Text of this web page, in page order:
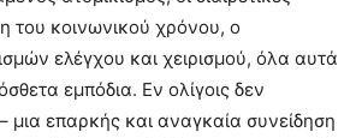
του κοινωνικού χρόνου, ο
ελέγχου και χειρισμού, όλα αυτά
εμπόδια. Εν ολίγοις δεν
– μια επαρκής και αναγκαία συνείδηση